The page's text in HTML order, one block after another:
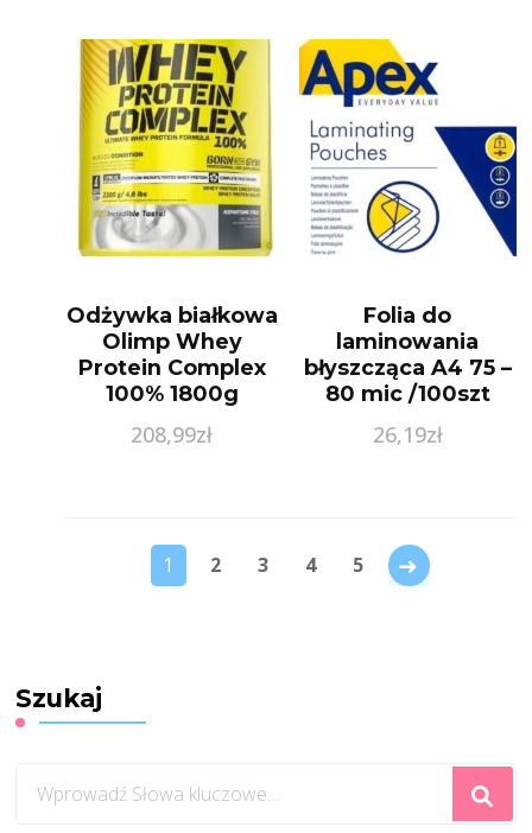
Odżywka białkowa
Olimp Whey
Protein Complex
100% 1800g
208,99zł
Folia do
laminowania
błyszcząca A4 75 –
80 mic /100szt
26,19zł
1 2 3 4 5
Szukaj
czegoś?